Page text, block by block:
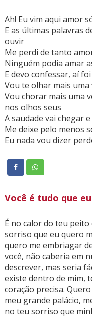
Ah! Eu vim aqui amor
E as últimas palavras
ouvir
Me perdi de tanto
Ninguém podia amar
E devo confessar, aí
Vou te olhar mais uma
Vou chorar mais uma
nos olhos seus
A saudade vai chegar
Me deixe pelo menos
Eu nada vou dizer
Você é tudo que
É no calor do teu
sorriso que eu quero
quero me embriagar
você, não caberia em
descrever, mas seria
existe dentro de mim,
coração precisa.
meu grande palácio,
no teu sorriso que